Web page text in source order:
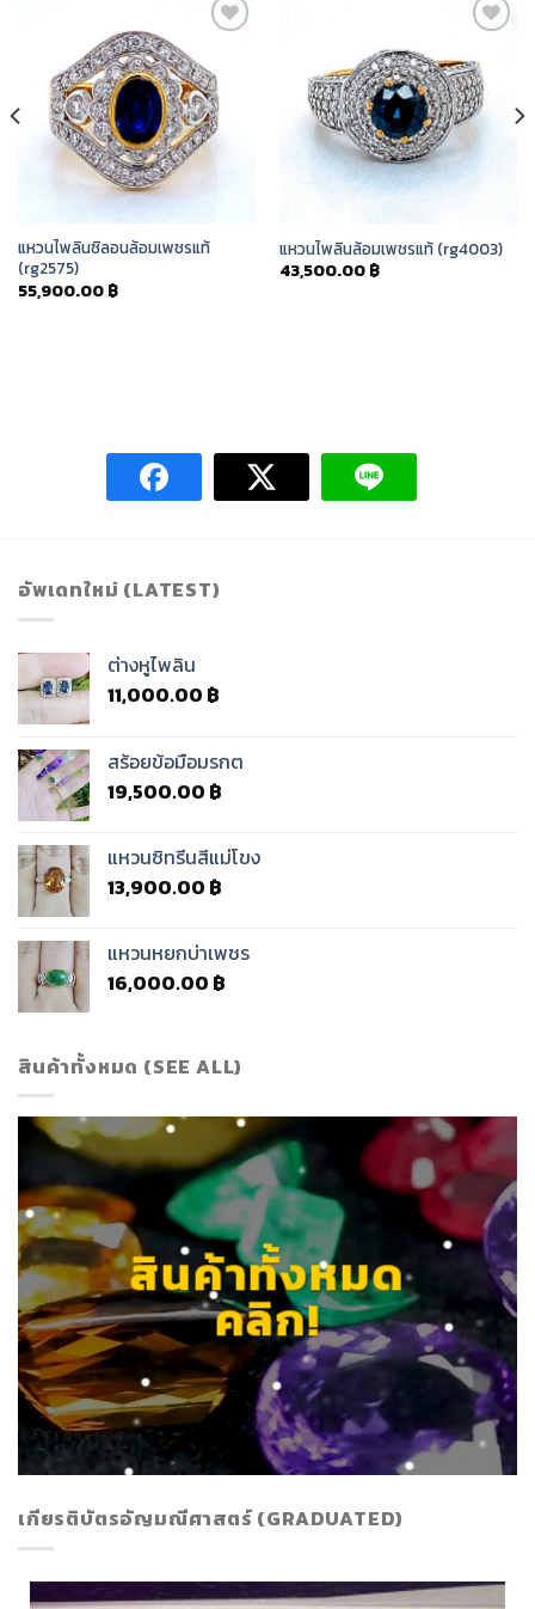
Wishlist
แหวนไพลินซิลอนล้อมเพชรแท้
(rg2575)
55,900.00 ฿
Wishlist
แหวนไพลินล้อมเพชรแท้ (rg4003)
43,500.00 ฿
อัพเดทใหม่ (LATEST)
ต่างหูไพลิน
11,000.00 ฿
สร้อยข้อมือมรกต
19,500.00 ฿
แหวนซิทรีนสีแม่โขง
13,900.00 ฿
แหวนหยกบ่าเพชร
16,000.00 ฿
สินค้าทั้งหมด (SEE ALL)
สินค้าทั้งหมด
คลิก!
เกียรติบัตรอัญมณีศาสตร์ (GRADUATED)